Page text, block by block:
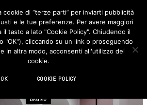
F
c
e
b
o
I
n
s
t
BAGNO
di “terze parti” per inviarti pubblicità
e le tue preferenze. Per avere maggiori
il tasto a lato "Cookie Policy". Chiudendo il
"OK"), cliccando su un link o proseguendo
in altra modo, acconsenti all'utilizzo dei
cookie.
OK COOKIE POLICY